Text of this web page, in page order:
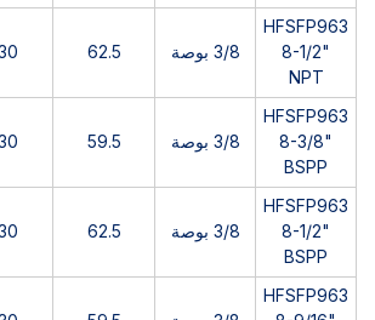
HFSFP963
8-1/2"
NPT
3/8 بوصة 62.5
HFSFP963
8-3/8"
BSPP
3/8 بوصة 59.5
HFSFP963
8-1/2"
BSPP
3/8 بوصة 62.5
HFSFP963